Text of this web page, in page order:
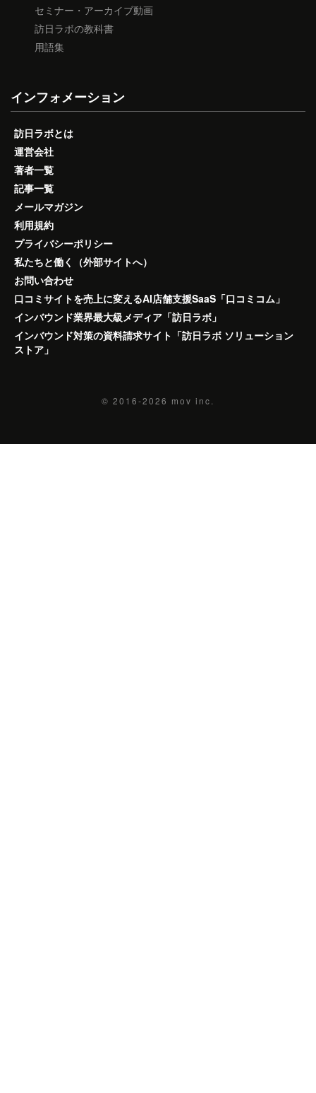
セミナー・アーカイブ動画
訪日ラボの教科書
用語集
インフォメーション
訪日ラボとは
運営会社
著者一覧
記事一覧
メールマガジン
利用規約
プライバシーポリシー
私たちと働く（外部サイトへ）
お問い合わせ
口コミサイトを売上に変えるAI店舗支援SaaS「口コミコム」
インバウンド業界最大級メディア「訪日ラボ」
インバウンド対策の資料請求サイト「訪日ラボ ソリューション
ストア」
© 2016-2026 mov inc.